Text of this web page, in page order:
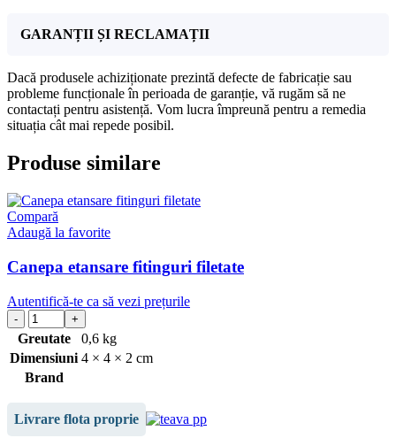
GARANȚII ȘI RECLAMAȚII
Dacă produsele achiziționate prezintă defecte de fabricație sau
probleme funcționale în perioada de garanție, vă rugăm să ne
contactați pentru asistență. Vom lucra împreună pentru a remedia
situația cât mai repede posibil.
Produse similare
Compară
Adaugă la favorite
Canepa etansare fitinguri filetate
Autentifică-te ca să vezi prețurile
Greutate
0,6 kg
Dimensiuni 4 × 4 × 2 cm
Brand
Livrare flota proprie